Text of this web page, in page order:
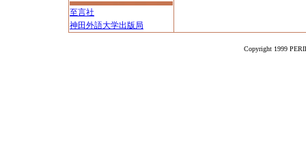
至言社
神田外語大学出版局
Copyright 1999